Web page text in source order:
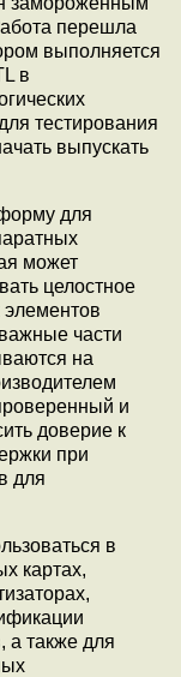
перешла
выполняется
в
тестирования
выпускать
для
может
целостное
части
на
и
доверие к
при
для
в
картах,
а также для